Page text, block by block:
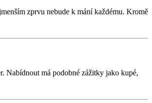
zprvu nebude k mání každému. Kromě
Nabídnout má podobné zážitky jako kupé,